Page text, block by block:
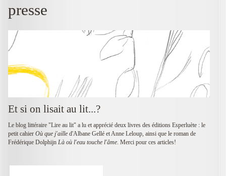
presse
Et si on lisait au lit...?
Le blog littéraire "Lire au lit" a lu et apprécié deux livres des éditions Esperluète : le
petit cahier Où que j'aille d'Albane Gellé et Anne Leloup, ainsi que le roman de
Frédérique Dolphijn Là où l'eau touche l'âme. Merci pour ces articles!